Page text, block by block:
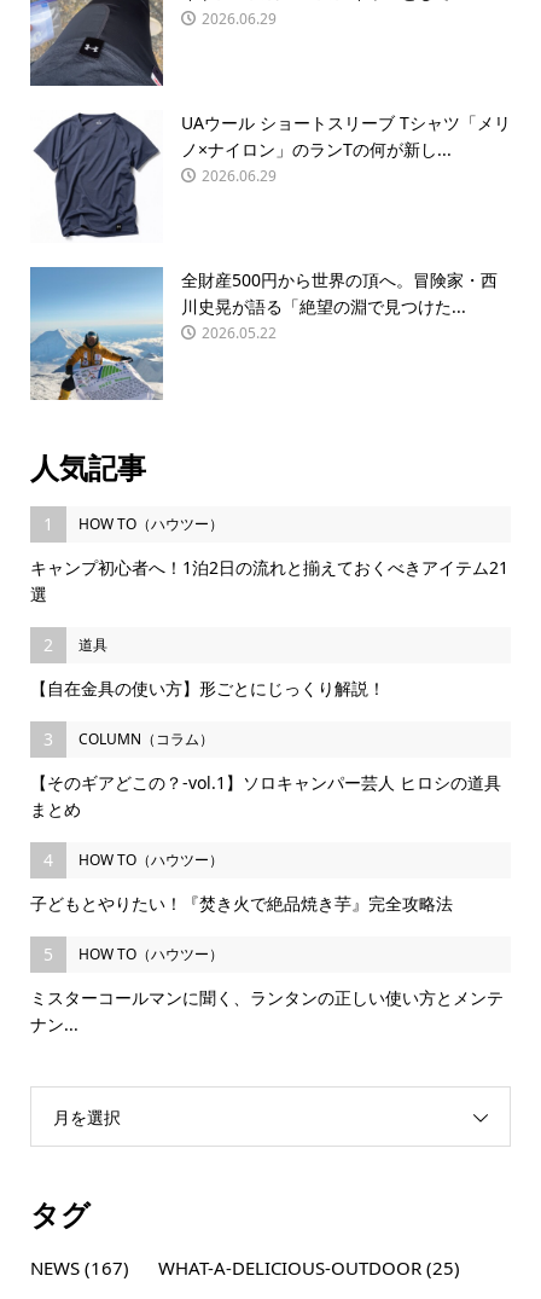
2026.06.29
UAウール ショートスリーブ Tシャツ「メリ
ノ×ナイロン」のランTの何が新し...
2026.06.29
全財産500円から世界の頂へ。冒険家・西
川史晃が語る「絶望の淵で見つけた...
2026.05.22
人気記事
1 HOW TO（ハウツー）
キャンプ初心者へ！1泊2日の流れと揃えておくべきアイテム21
選
2 道具
【自在金具の使い方】形ごとにじっくり解説！
3 COLUMN（コラム）
【そのギアどこの？-vol.1】ソロキャンパー芸人 ヒロシの道具
まとめ
4 HOW TO（ハウツー）
子どもとやりたい！『焚き火で絶品焼き芋』完全攻略法
5 HOW TO（ハウツー）
ミスターコールマンに聞く、ランタンの正しい使い方とメンテ
ナン...
月を選択
タグ
NEWS(167) WHAT-A-DELICIOUS-OUTDOOR(25)